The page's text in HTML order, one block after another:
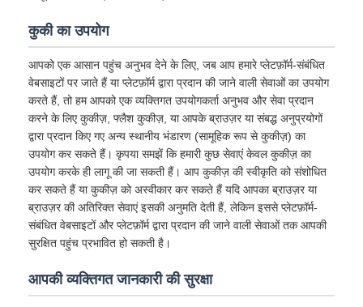
कुकी का उपयोग
आपको एक आसान पहुंच अनुभव देने के लिए, जब आप हमारे प्लेटफ़ॉर्म-संबंधित
वेबसाइटों पर जाते हैं या प्लेटफ़ॉर्म द्वारा प्रदान की जाने वाली सेवाओं का उपयोग
करते हैं, तो हम आपको एक व्यक्तिगत उपयोगकर्ता अनुभव और सेवा प्रदान
करने के लिए कुकीज़, फ्लैश कुकीज़, या आपके ब्राउज़र या संबद्ध अनुप्रयोगों
द्वारा प्रदान किए गए अन्य स्थानीय भंडारण (सामूहिक रूप से कुकीज़) का
उपयोग कर सकते हैं। कृपया समझें कि हमारी कुछ सेवाएं केवल कुकीज़ का
उपयोग करके ही लागू की जा सकती हैं। आप कुकीज़ की स्वीकृति को संशोधित
कर सकते हैं या कुकीज़ को अस्वीकार कर सकते हैं यदि आपका ब्राउज़र या
ब्राउज़र की अतिरिक्त सेवाएं इसकी अनुमति देती हैं, लेकिन इससे प्लेटफ़ॉर्म-
संबंधित वेबसाइटों और प्लेटफ़ॉर्म द्वारा प्रदान की जाने वाली सेवाओं तक आपकी
सुरक्षित पहुंच प्रभावित हो सकती है।
आपकी व्यक्तिगत जानकारी की सुरक्षा